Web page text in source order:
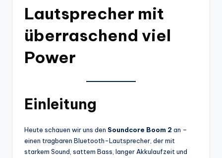
Lautsprecher mit
überraschend viel
Power
Einleitung
Heute schauen wir uns den Soundcore Boom 2 an –
einen tragbaren Bluetooth-Lautsprecher, der mit
starkem Sound, sattem Bass, langer Akkulaufzeit und